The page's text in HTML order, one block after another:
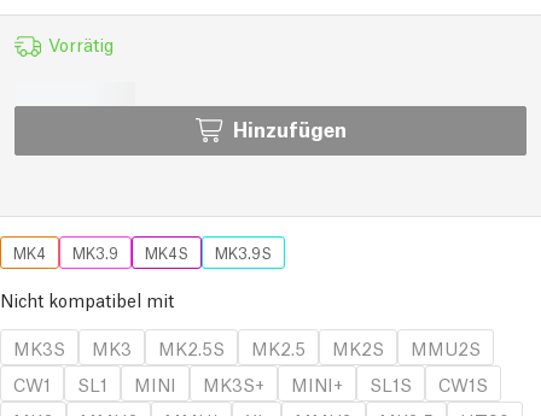
Vorrätig
Hinzufügen
MK4 MK3.9 MK4S MK3.9S
Nicht kompatibel mit
MK3S
MK3 MK2.5S MK2.5 MK2S
MMU2S
CW1
SL1 MINI MK3S+ MINI+ SL1S
CW1S